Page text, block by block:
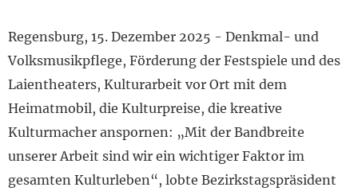
Regensburg, 15. Dezember 2025 - Denkmal- und
Volksmusikpflege, Förderung der Festspiele und des
Laientheaters, Kulturarbeit vor Ort mit dem
Heimatmobil, die Kulturpreise, die kreative
Kulturmacher anspornen: „Mit der Bandbreite
unserer Arbeit sind wir ein wichtiger Faktor im
gesamten Kulturleben“, lobte Bezirkstagspräsident